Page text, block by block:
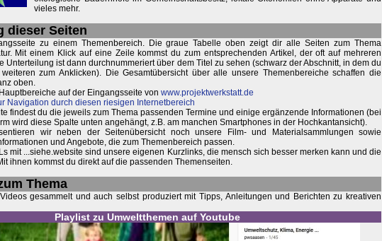
vieles mehr.
dieser Seiten
zu einem Themenbereich. Die graue Tabelle oben zeigt dir alle Seiten zum Thema
Mit einem Klick auf eine Zeile kommst du zum entsprechenden Artikel, der oft auf mehreren
Unterteilung ist dann durchnummeriert über dem Titel zu sehen (schwarz der Abschnitt, in dem du
zum Anklicken). Die Gesamtübersicht über alle unsere Themenbereiche schaffen die
oben.
auf der Eingangsseite von www.projektwerkstatt.de
Navigation durch diesen riesigen Internetbereich
findest du die jeweils zum Thema passenden Termine und einige ergänzende Informationen (bei
wird diese Spalte unten angehängt, z.B. am manchen Smartphones in der Hochkantansicht).
wir neben der Seitenübersicht noch unsere Film- und Materialsammlungen sowie
und Angebote, die zum Themenbereich passen.
mit ...siehe.website sind unsere eigenen Kurzlinks, die mensch sich besser merken kann und die
ihnen kommst du direkt auf die passenden Themenseiten.
Thema
gesammelt und auch selbst produziert mit Tipps, Anleitungen und Berichten zu kreativen
Playlist zu Umweltthemen auf Youtube